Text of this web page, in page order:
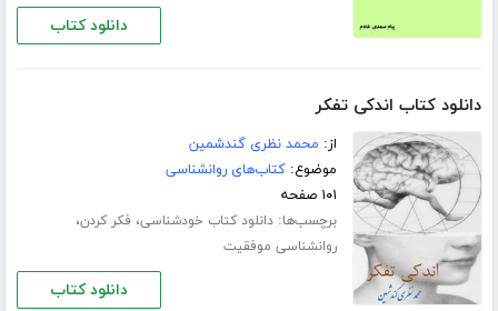
دانلود کتاب
دانلود کتاب اندکی تفکر
از: محمد نظری گندشمین
موضوع:کتاب‌های روانشناسی
۱۰۱ صفحه
برچسب‌ها:دانلود کتاب خودشناسی، فکر کردن،
روانشناسی موفقیت
دانلود کتاب